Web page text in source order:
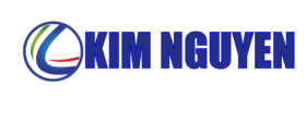
content